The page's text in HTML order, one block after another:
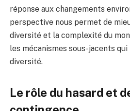
réponse aux changements
perspective nous permet de
diversité et la complexité du
les mécanismes sous-jacents
diversité.
Le rôle du hasard et